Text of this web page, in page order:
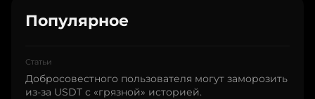
Популярное
Статьи
Добросовестного пользователя могут заморозить
из-за USDT с «грязной» историей.